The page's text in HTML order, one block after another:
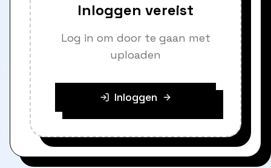
Inloggen vereist
Log in om door te gaan met
uploaden
Inloggen